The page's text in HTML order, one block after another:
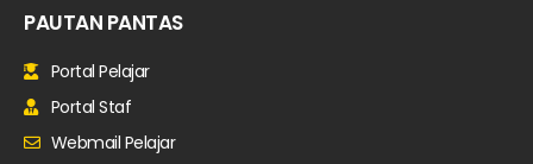
PAUTAN PANTAS
Portal Pelajar
Portal Staf
Webmail Pelajar